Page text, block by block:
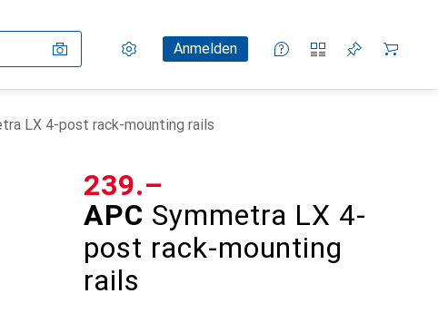
Einstellungen
KundenkontoAnmelden
Vergleichslisten
Merklisten
Warenkorb
LX 4-post rack-mounting rails
APC Symmetra LX 4-
post rack-mounting
rails
CHF
239.–